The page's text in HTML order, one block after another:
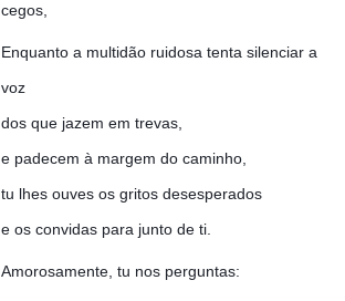
cegos,
Enquanto a multidão ruidosa tenta silenciar a
voz
dos que jazem em trevas,
e padecem à margem do caminho,
tu lhes ouves os gritos desesperados
e os convidas para junto de ti.
Amorosamente, tu nos perguntas: